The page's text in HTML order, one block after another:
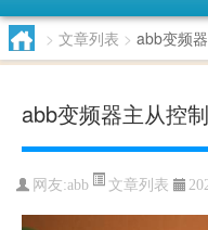
> 文章列表 > abb变频
abb变频器主从控制
网友:abb 文章列表